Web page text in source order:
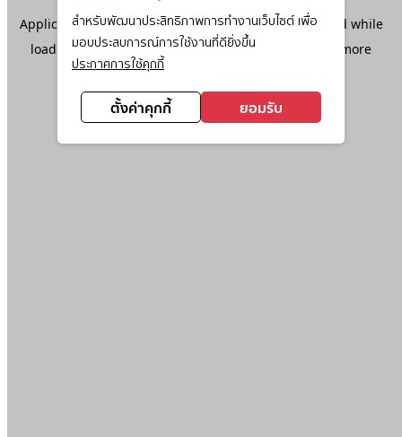
สำหรับพัฒนาประสิทธิภาพการทำงานเว็บไซต์ เพื่อ
มอบประสบการณ์การใช้งานที่ดียิ่งขึ้น
ประกาศการใช้คุกกี้
ตั้งค่าคุกกี้ ยอมรับ
Application error: aclient-side exception has occurred while
loadingwww.ktc.co.th(see the browser console
for more
information).